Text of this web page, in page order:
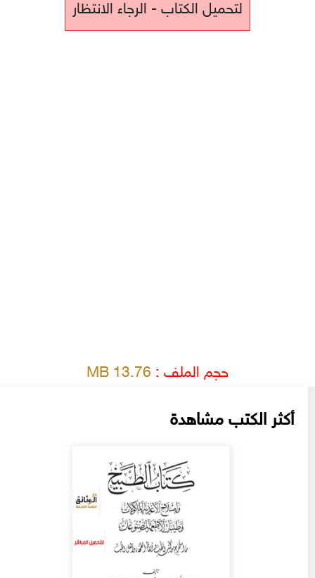
لتحميل الكتاب - الرجاء الانتظار
حجم الملف : 13.76 MB
أكثر الكتب مشاهدة